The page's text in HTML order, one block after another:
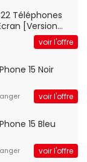
Téléphones
[Version
voir l'offre
15 Noir
voir l'offre
15 Bleu
voir l'offre